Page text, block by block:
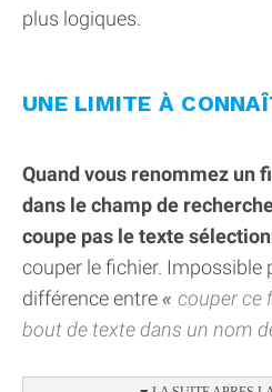
plus logiques.
UNE LIMITE À
Quand vous renommez un
dans le champ de
coupe pas le texte
couper le fichier. Impossible
différence entre
couper ce
bout de texte dans un nom